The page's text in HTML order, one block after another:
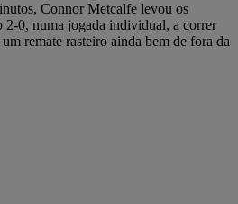
Connor Metcalfe levou os
2-0, numa jogada individual, a correr
remate rasteiro ainda bem de fora da